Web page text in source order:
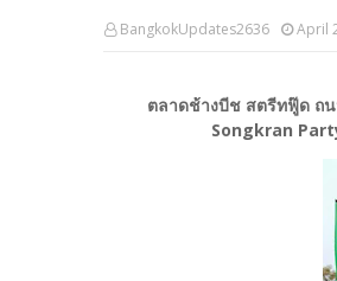
BangkokUpdates2636 April
ตลาดช้างบีช สตรีทฟู๊ด ถน
Songkran